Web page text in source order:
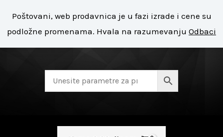
sadržaj
+ 381 11 8127 400
Poštovani, web prodavnica je u fazi izrade i cene su
podložne promenama. Hvala na razumevanju Odbaci